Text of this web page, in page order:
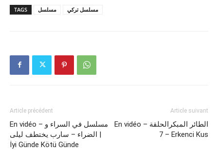
TAGS مسلسل مسلسل تركي
Article précédent
En vidéo – مسلسل في السراء و
الضراء – سارب يختطف ليلى |
İyi Günde Kötü Günde
Article suivant
En vidéo – الطائر المبكرالحلقة
7 – Erkenci Kus